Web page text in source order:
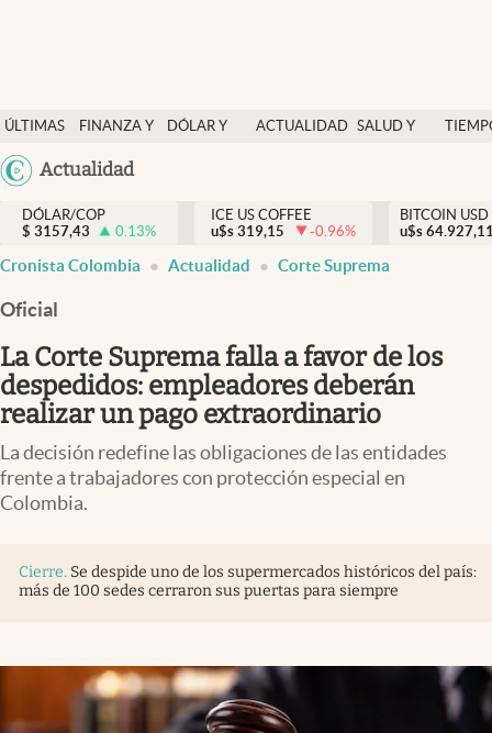
ÚLTIMAS
NOTICIAS
FINANZA Y
DÓLAR Y
ACTUALIDAD SALUD Y
México
Actualidad
Salud y nutrición
Vida espiritual
Actualidad
Colombia
DÓLAR/COP
$ 3157,43 0.13%
ICE US COFFEE
u$s 319,15 -0.96%
BITCOIN USD
u$s
Cronista Colombia Actualidad Corte Suprema
Oficial
La Corte Suprema falla a favor de los
despedidos: empleadores deberán
realizar un pago extraordinario
La decisión redefine las obligaciones de las entidades
frente a trabajadores con protección especial en
Colombia.
Cierre. Se despide uno de los supermercados históricos del país:
más de 100 sedes cerraron sus puertas para siempre